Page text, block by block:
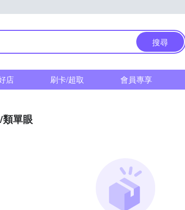
搜尋
店 刷卡/超取 會員專享
單眼